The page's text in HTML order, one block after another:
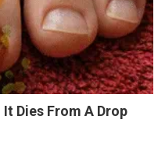
Dies From A Drop